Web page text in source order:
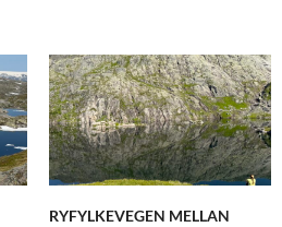
RYFYLKEVEGEN MELLAN